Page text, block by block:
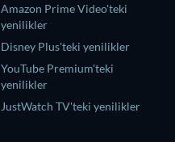
Amazon Prime Video'teki
yenilikler
Disney Plus'teki yenilikler
YouTube Premium'teki
yenilikler
JustWatch TV'teki yenilikler